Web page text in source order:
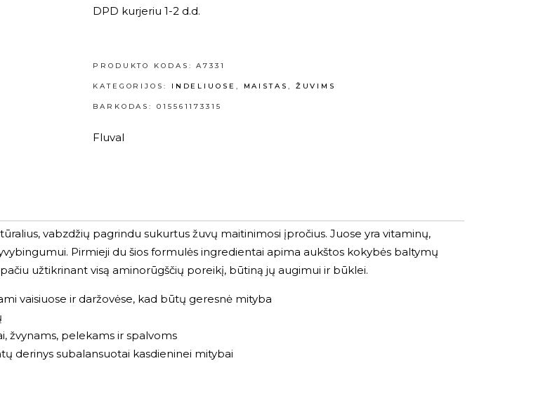
DPD kurjeriu 1-2 d.d.
PRODUKTO KODAS:A7331
KATEGORIJOS: INDELIUOSE , MAISTAS , ŽUVIMS
BARKODAS: 015561173315
Fluval
vabzdžių pagrindu sukurtus žuvų maitinimosi įpročius. Juose yra vitaminų,
Pirmieji du šios formulės ingredientai apima aukštos kokybės baltymų
užtikrinant visą aminorūgščių poreikį, būtiną jų augimui ir būklei.
vaisiuose ir daržovėse, kad būtų geresnė mityba
žvynams, pelekams ir spalvoms
derinys subalansuotai kasdieninei mitybai